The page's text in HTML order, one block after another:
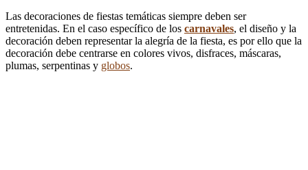
Las decoraciones de fiestas temáticas siempre deben ser
entretenidas. En el caso específico de los carnavales, el diseño y la
decoración deben representar la alegría de la fiesta, es por ello que la
decoración debe centrarse en colores vivos, disfraces, máscaras,
plumas, serpentinas y globos.